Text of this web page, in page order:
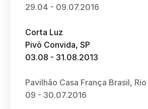
29.04 - 09.07.2016
Corta Luz
Pivô Convida, SP
03.08 - 31.08.2013
Pavilhão Casa França Brasil, Rio
09 - 30.07.2016